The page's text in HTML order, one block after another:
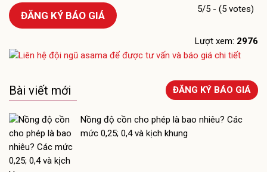
5/5 - (5 votes)
ĐĂNG KÝ BÁO GIÁ
Lượt xem: 2976
Bài viết mới ĐĂNG KÝ BÁO GIÁ
Nồng độ cồn cho phép là bao nhiêu? Các
mức 0,25; 0,4 và kịch khung